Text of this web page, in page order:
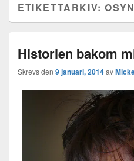
ETIKETTARKIV:
Historien bakom
Skrevs den 9 januari, 2014av